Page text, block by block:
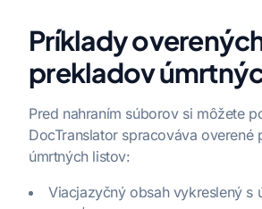
Príklady
prekladov
Pred nahraním súborov si môžete
DocTranslator spracováva overené
úmrtných listov:
Viacjazyčný obsah vykreslený s